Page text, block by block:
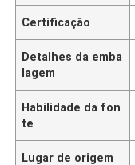
Certificação
Detalhes da emba
lagem
Habilidade da fon
te
Lugar de origem